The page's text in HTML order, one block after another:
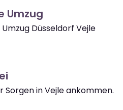
Umzug
Düsseldorf Vejle
Sorgen in Vejle ankommen.